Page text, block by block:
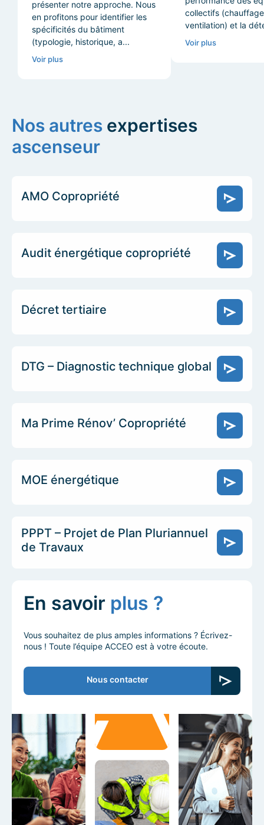
présenter notre approche. Nous
en profitons pour identifier les
spécificités du bâtiment
(typologie, historique, a...
Voir plus
collectifs
ventilation) et la
Voir plus
Nos autres expertises
ascenseur
AMO Copropriété
Audit énergétique copropriété
Décret tertiaire
DTG – Diagnostic technique global
Ma Prime Rénov’ Copropriété
MOE énergétique
PPPT – Projet de Plan Pluriannuel
de Travaux
En savoir plus ?
Vous souhaitez de plus amples informations ? Écrivez-
nous ! Toute l’équipe ACCEO est à votre écoute.
Nous contacter